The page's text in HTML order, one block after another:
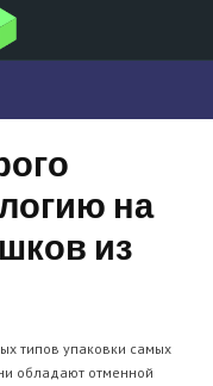
на
из
типов упаковки самых
обладают отменной